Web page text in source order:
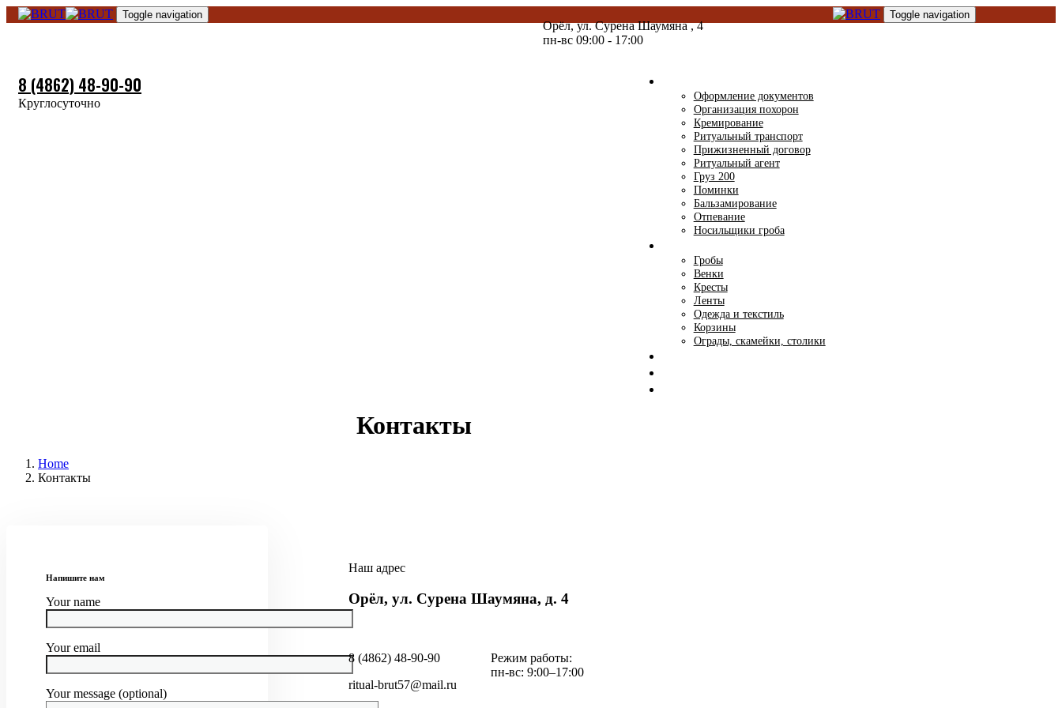
Skip
links
Skip
to
content
Toggle navigation
Орёл,ул. Сурена Шаумяна, 4
пн-вс 09:00 - 17:00
8 (4862) 48-90-90
Круглосуточно
Toggle navigation
Оформление документов
Организация похорон
Кремирование
Ритуальный транспорт
Прижизненный договор
Ритуальный агент
Груз 200
Поминки
Бальзамирование
Отпевание
Носильщики гроба
Гробы
Венки
Кресты
Ленты
Одежда и текстиль
Корзины
Ограды, скамейки, столики
Контакты
Home
Контакты
Напишите нам
Your name
Your email
Your message (optional)
Наш адрес
Орёл, ул. Сурена Шаумяна, д. 4
8 (4862) 48-90-90
ritual-brut57@mail.ru
Режим работы:
пн-вс: 9:00–17:00